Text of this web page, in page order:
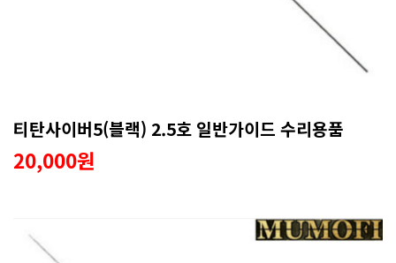
티탄사이버5(블랙) 2.5호 일반가이드 수리용품
20,000원